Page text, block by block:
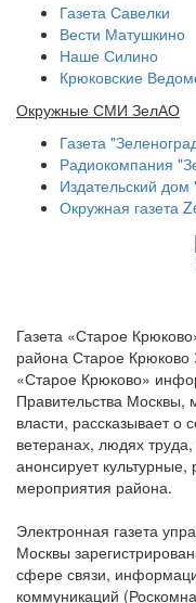
Газета Савелки
Вести Матушкино
Наше Силино
Крюковские
Окружные СМИ ЗелАО
Газета
Радиокомпания
Издательский дом
Окружная газета
Газета «Старое
района Старое Крюково
«Старое Крюково»
Правительства Москвы,
власти, рассказывает
ветеранах, людях
анонсирует
мероприятия района.
Электронная газета
Москвы
сфере связи,
коммуникаций